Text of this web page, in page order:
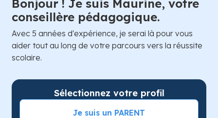
Bonjour ! Je suis Maurine, votre
conseillère pédagogique.
Avec 5 années d'expérience, je serai là pour vous
aider tout au long de votre parcours vers la réussite
scolaire.
Sélectionnez votre profil
Je suis un PARENT